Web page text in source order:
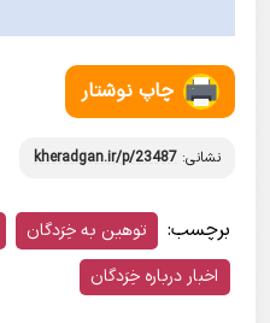
چاپ نوشتار
نشانی: kheradgan.ir/p/23487
برچسب: توهین به خِرَدگان
اخبار درباره خِرَدگان